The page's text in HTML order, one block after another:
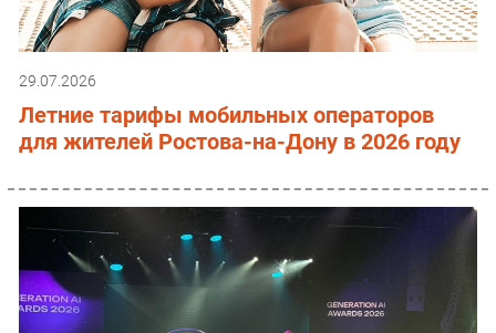
29.07.2026
Летние тарифы мобильных операторов
для жителей Ростова-на-Дону в 2026 году